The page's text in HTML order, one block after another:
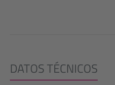
DATOS TÉCNICOS